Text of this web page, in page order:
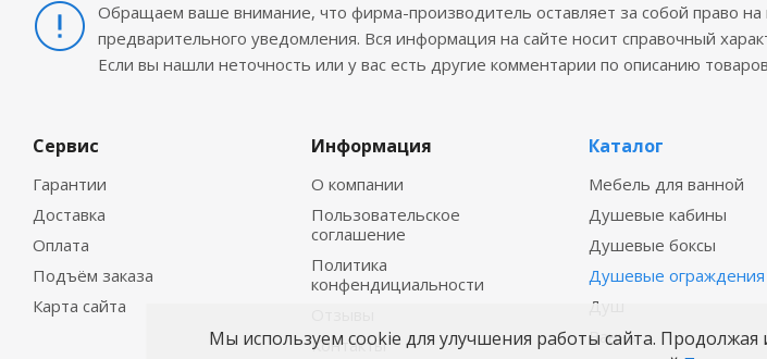
Обращаем ваше внимание, что фирма-производитель оставляет за собой право
предварительного уведомления. Вся информация на сайте носит справочный
Если вы нашли неточность или у вас есть другие комментарии по описанию
Сервис
Гарантии
Доставка
Оплата
Подъём заказа
Карта сайта
Информация
О компании
Пользовательское
соглашение
Политика
конфендициальности
Контакты
Каталог
Мебель для ванной
Душевые кабины
Душевые боксы
Душевые ограждения
Душ
Ванны
Мы используем cookie для улучшения работы сайта.